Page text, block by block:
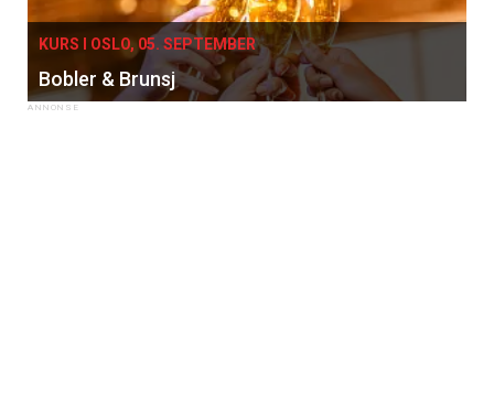
KURS I OSLO, 05. SEPTEMBER
Bobler & Brunsj